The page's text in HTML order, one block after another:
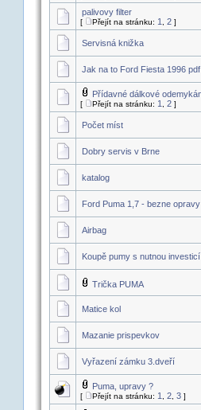
palivovy filter
[ Přejít na stránku: 1 2 ]
Servisná knižka
Jak na to Ford Fiesta 1996
Přídavné dálkové
[ Přejít na stránku: 1 2 ]
Počet míst
Dobry servis v Brne
katalog
Ford Puma 1,7 - bezne opravy
Airbag
Koupě pumy s nutnou
Trička PUMA
Matice kol
Mazanie prispevkov
Vyřazení zámku 3.dveří
Puma, upravy ?
[ Přejít na stránku: 1 2 3 ]